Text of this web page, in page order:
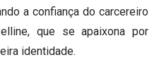
a confiança do carcereiro
que se apaixona por
identidade.